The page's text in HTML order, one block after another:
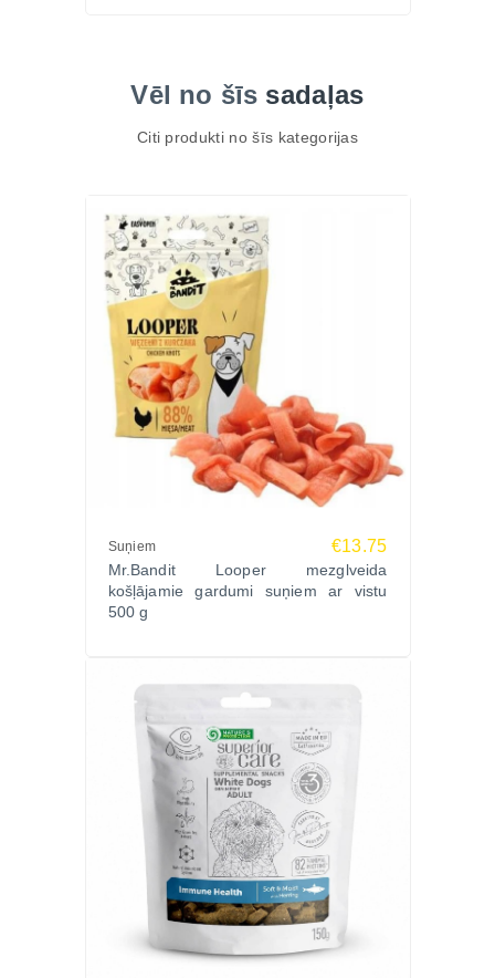
"Ideāls gardums jutīgam sunim."
"Patīk, ka sastāvā ir tikai viena sastāvdaļa."
Vai trušu ausis ir 100% dabīgas?
Jā, sastāvā ir tikai trušu ausis bez konservantiem un
mākslīgām piedevām.
Vai produkts piemērots alerģiskiem suņiem?
Daudziem suņiem ar jutīgu gremošanu vai pārtikas
nepanesību trusis ir labi panesams proteīna avots.
Vai palīdz zobu higiēnai?
Jā, košļāšana palīdz mehāniski attīrīt zobus un
stiprināt smaganas.
Vai var dot katru dienu?
Jā, kā papildbarību un gardumu sabalansēta uztura
Vai sunim jābūt pieejamam ūdenim?
Jā, vienmēr jānodrošina svaigs dzeramais ūdens.
Zoopasaule.lv internetveikalā pieejami dabīgie
kaltējumi suņiem, viena proteīna gardumi un dabīgi
košļājamie kārumi dažādu šķirņu suņiem.
Izvēlies UNIQ PETS kaltētas trušu ausis suņiem
Zoopasaule.lv un palutini savu suni ar dabīgu,
Vēl no šīs sadaļas
Citi produkti no šīs kategorijas
Suņiem €13.75
Mr.Bandit Looper mezglveida
košļājamie gardumi suņiem ar vistu
500 g